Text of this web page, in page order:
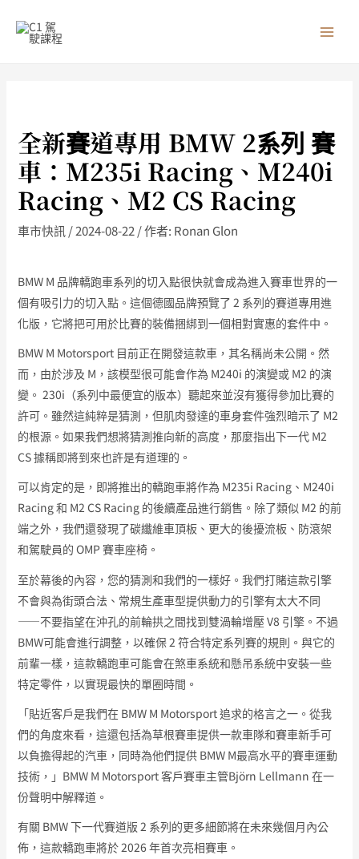
全新賽道專用 BMW 2系列 賽
車：M235i Racing、M240i
Racing、M2 CS Racing
車市快訊 /2024-08-22 / 作者: Ronan Glon
BMW M 品牌轎跑車系列的切入點很快就會成為進入賽車世界的一
個有吸引力的切入點。這個德國品牌預覽了 2 系列的賽道專用進
化版，它將把可用於比賽的裝備捆綁到一個相對實惠的套件中。
BMW M Motorsport 目前正在開發這款車，其名稱尚未公開。然
而，由於涉及 M，該模型很可能會作為 M240i 的演變或 M2 的演
變。 230i（系列中最便宜的版本）聽起來並沒有獲得參加比賽的
許可。雖然這純粹是猜測，但肌肉發達的車身套件強烈暗示了 M2
的根源。如果我們想將猜測推向新的高度，那麼指出下一代 M2
CS 據稱即將到來也許是有道理的。
可以肯定的是，即將推出的轎跑車將作為 M235i Racing、M240i
Racing 和 M2 CS Racing 的後續產品進行銷售。除了類似 M2 的前
端之外，我們還發現了碳纖維車頂板、更大的後擾流板、防滾架
和駕駛員的 OMP 賽車座椅。
至於幕後的內容，您的猜測和我們的一樣好。我們打賭這款引擎
不會與為街頭合法、常規生產車型提供動力的引擎有太大不同
——不要指望在沖孔的前輪拱之間找到雙渦輪增壓 V8 引擎。不過
BMW可能會進行調整，以確保 2 符合特定系列賽的規則。與它的
前輩一樣，這款轎跑車可能會在煞車系統和懸吊系統中安裝一些
特定零件，以實現最快的單圈時間。
「貼近客戶是我們在 BMW M Motorsport 追求的格言之一。從我
們的角度來看，這還包括為草根賽車提供一款車隊和賽車新手可
以負擔得起的汽車，同時為他們提供 BMW M最高水平的賽車運動
技術，」BMW M Motorsport 客戶賽車主管Björn Lellmann 在一
份聲明中解釋道。
有關 BMW 下一代賽道版 2 系列的更多細節將在未來幾個月內公
佈，這款轎跑車將於 2026 年首次亮相賽車。